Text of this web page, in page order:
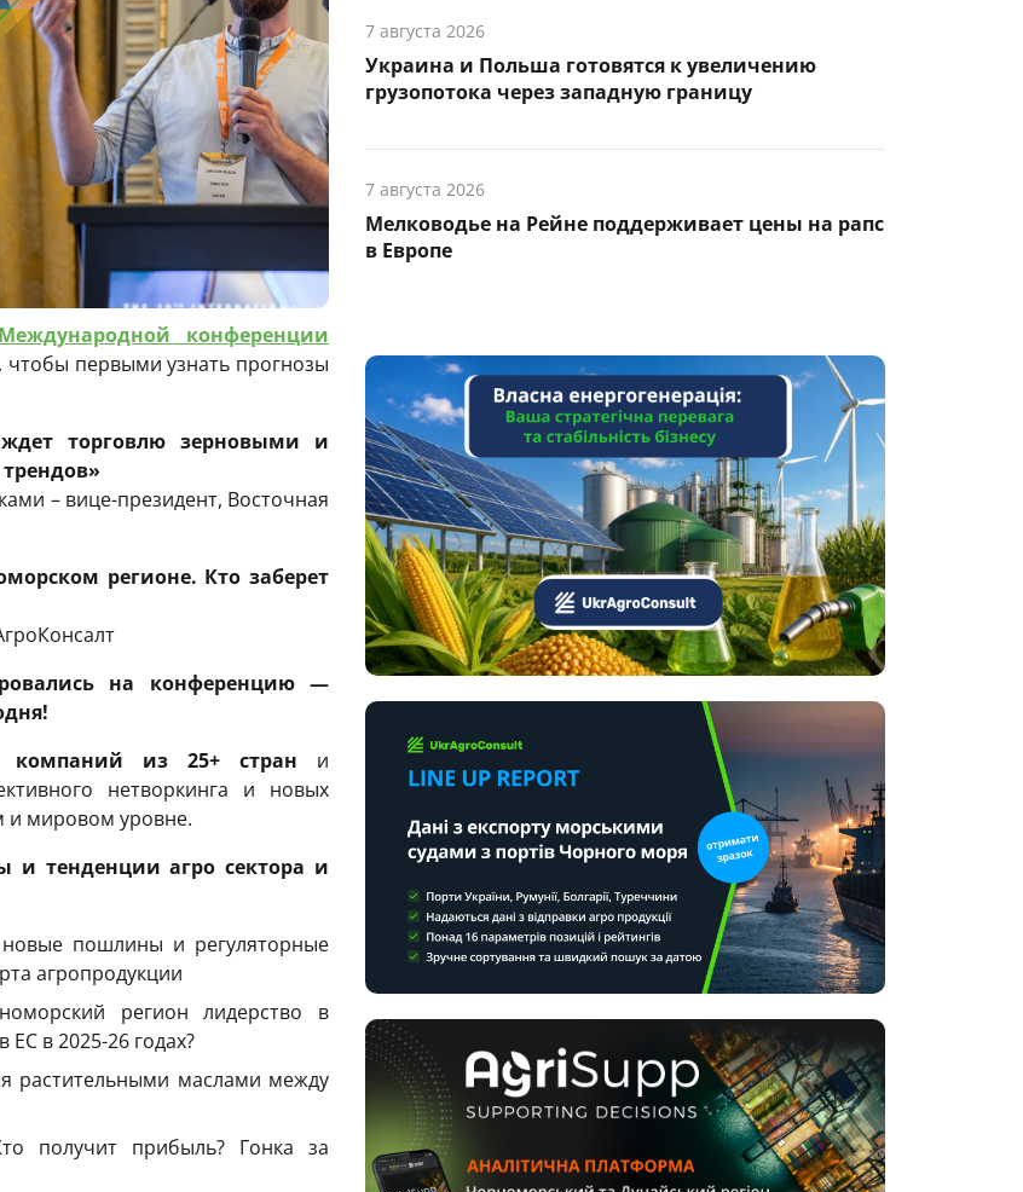
конференции
чтобы первыми узнать прогнозы
торговлю зерновыми и
– вице-президент, Восточная
регионе. Кто заберет
на конференцию —
компаний из 25+ стран и
нетворкинга и новых
и мировом уровне.
тенденции агро сектора и
пошлины и регуляторные
агропродукции
регион лидерство в
в 2025-26 годах?
растительными маслами между
получит прибыль? Гонка за
7 августа 2026
Украина и Польша готовятся к увеличению
грузопотока через западную границу
7 августа 2026
Мелководье на Рейне поддерживает цены на рапс
в Европе